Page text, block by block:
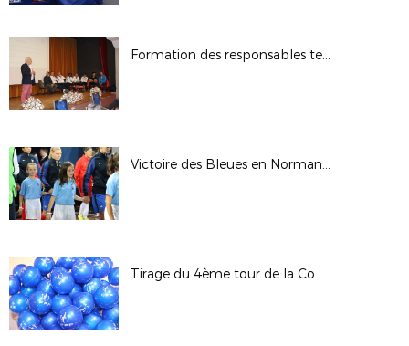
Formation des responsables techniques et pédagogiques des Sections Sportives
Victoire des Bleues en Normandie
Tirage du 4ème tour de la Coupe de France - Saison 2017/2018